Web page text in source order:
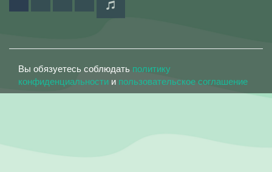
Вы обязуетесь соблюдать политику
конфиденциальности и пользовательское соглашение